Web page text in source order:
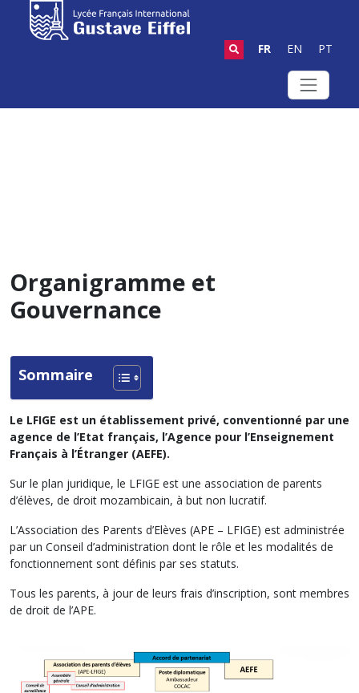
FR EN PT
Organigramme et
Gouvernance
Sommaire
Le LFIGE est un établissement privé, conventionné par une
agence de l’Etat français, l’Agence pour l’Enseignement
Français à l’Étranger (AEFE).
Sur le plan juridique, le LFIGE est une association de parents
d’élèves, de droit mozambicain, à but non lucratif.
L’Association des Parents d’Elèves (APE – LFIGE) est administrée
par un Conseil d’administration dont le rôle et les modalités de
fonctionnement sont définis par ses statuts.
Tous les parents, à jour de leurs frais d’inscription, sont membres
de droit de l’APE.